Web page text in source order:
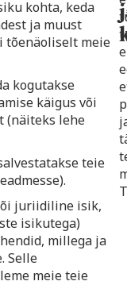
kohta, keda
ja muust
tõenäoliselt meie
kogutakse
käigus või
(näiteks lehe
teie
juriidiline isik,
isikutega)
millega ja
Selle
meie teie